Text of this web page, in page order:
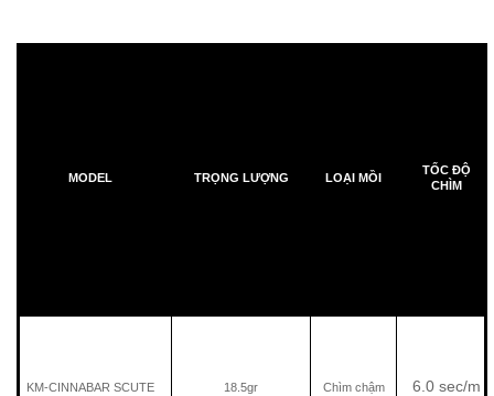
MODEL TRỌNG LƯỢNG LOẠI MỒI
TỐC ĐỘ
CHÌM
KM-CINNABAR SCUTE 18.5gr Chìm chậm 6.0 sec/m